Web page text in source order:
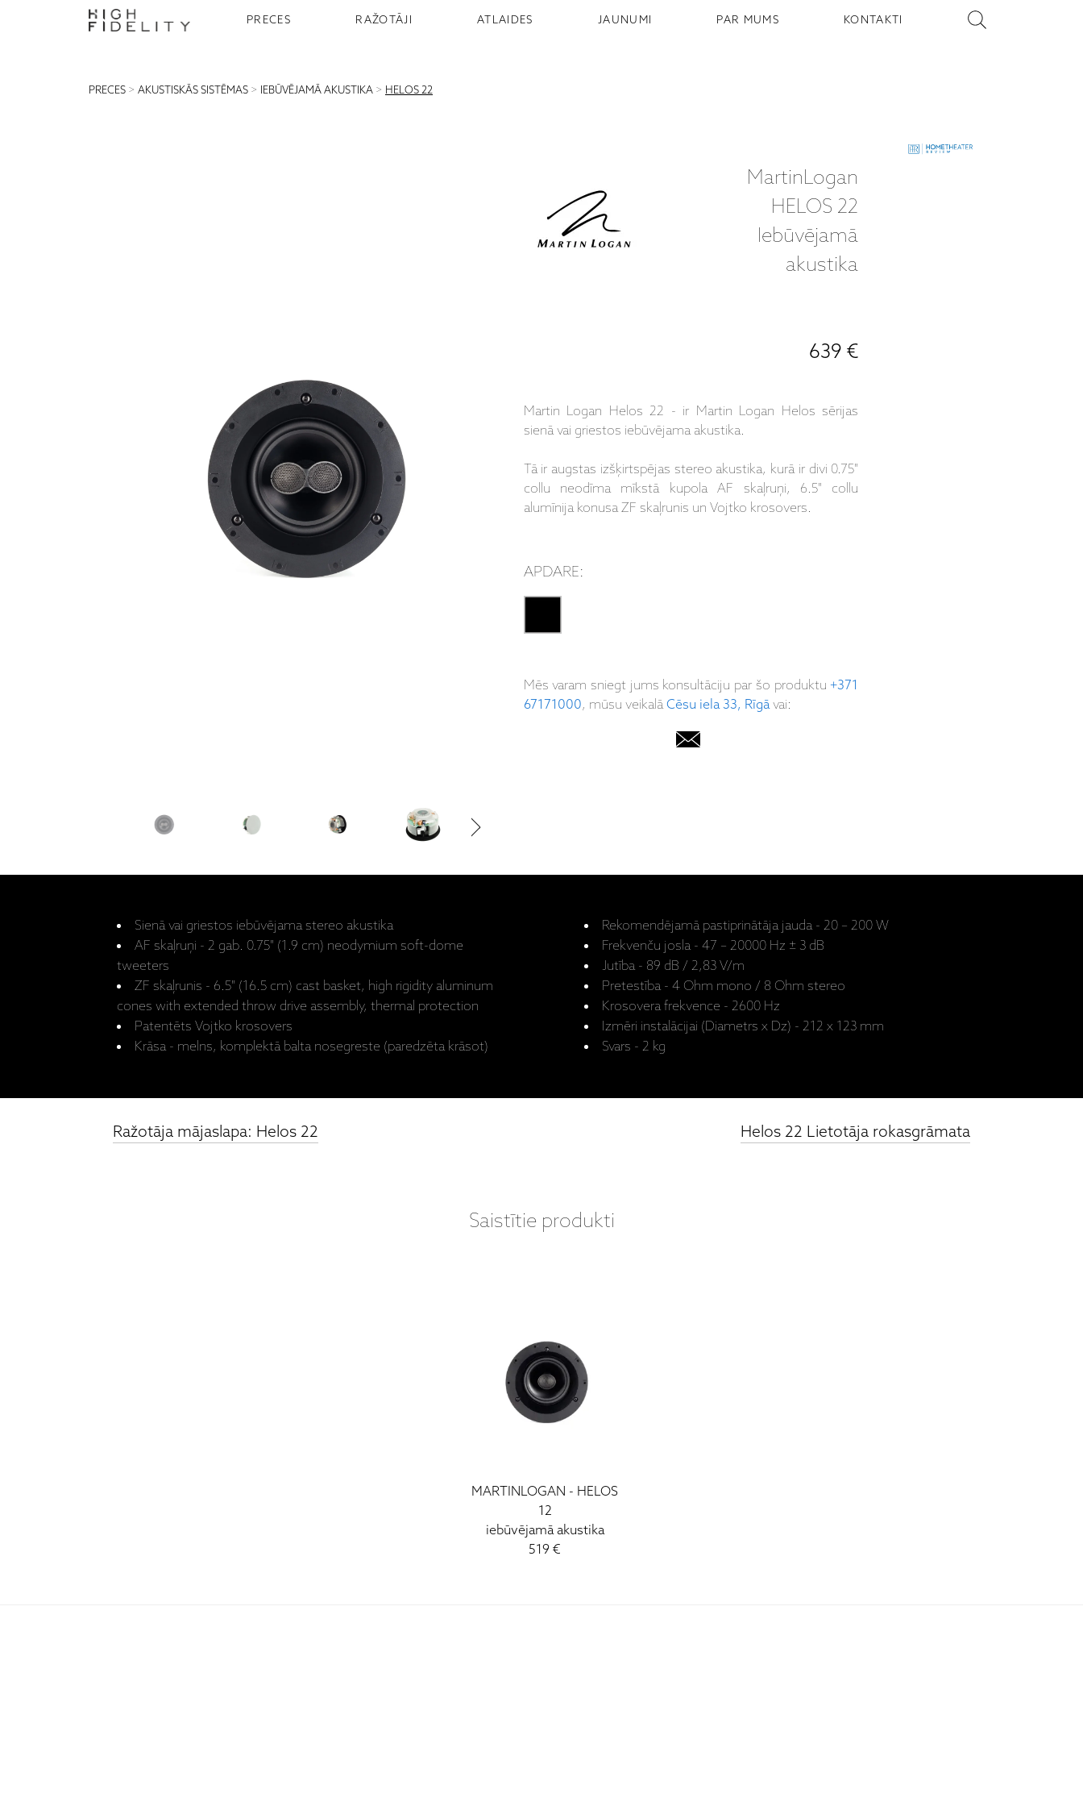
PRECES RAŽOTĀJI ATLAIDES JAUNUMI PAR MUMS KONTAKTI
PRECES > AKUSTISKĀS SISTĒMAS > IEBŪVĒJAMĀ AKUSTIKA > HELOS 22
MartinLogan
HELOS 22
Iebūvējamā
akustika
639 €
Martin Logan Helos 22 - ir Martin Logan Helos sērijas
sienā vai griestos iebūvējama akustika.
Tā ir augstas izšķirtspējas stereo akustika, kurā ir divi 0.75"
collu neodīma mīkstā kupola AF skaļruņi, 6.5" collu
alumīnija konusa ZF skaļrunis un Vojtko krosovers.
APDARE:
Mēs varam sniegt jums konsultāciju par šo produktu+371
67171000, mūsu veikalāCēsu iela 33, Rīgāvai:
Sienā vai griestos iebūvējama stereo akustika
AF skaļruņi - 2 gab. 0.75" (1.9 cm) neodymium soft-dome
tweeters
ZF skaļrunis - 6.5" (16.5 cm) cast basket, high rigidity aluminum
cones with extended throw drive assembly, thermal protection
Patentēts Vojtko krosovers
Krāsa - melns, komplektā balta nosegreste (paredzēta krāsot)
Rekomendējamā pastiprinātāja jauda - 20 – 200 W
Frekvenču josla - 47 – 20000 Hz ± 3 dB
Jutība - 89 dB / 2,83 V/m
Pretestība - 4 Ohm mono / 8 Ohm stereo
Krosovera frekvence - 2600 Hz
Izmēri instalācijai (Diametrs x Dz) - 212 x 123 mm
Svars - 2 kg
Ražotāja mājaslapa: Helos 22 Helos 22 Lietotāja rokasgrāmata
Saistītie produkti
MARTINLOGAN - HELOS
12
iebūvējamā akustika
519 €